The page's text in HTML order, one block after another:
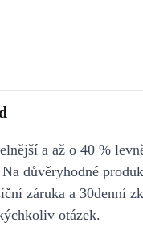
a až o 40 %
důvěryhodné
záruka a 30denní
otázek.